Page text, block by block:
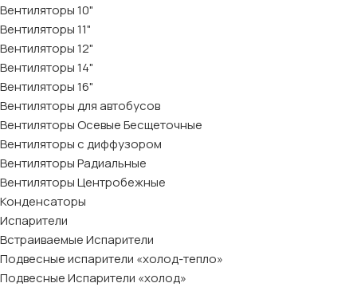
Вентиляторы 10"
Вентиляторы 11"
Вентиляторы 12"
Вентиляторы 14"
Вентиляторы 16"
Вентиляторы для автобусов
Вентиляторы Осевые Бесщеточные
Вентиляторы с диффузором
Вентиляторы Радиальные
Вентиляторы Центробежные
Конденсаторы
Испарители
Встраиваемые Испарители
Подвесные испарители «холод-тепло»
Подвесные Испарители «холод»